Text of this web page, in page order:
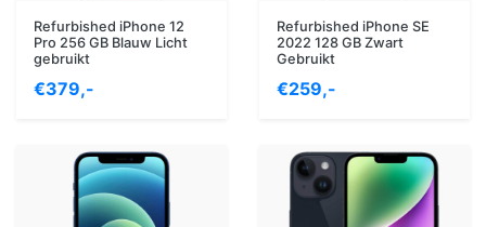
Refurbished iPhone 12
Pro 256 GB Blauw Licht
gebruikt
€379,-
Refurbished iPhone SE
2022 128 GB Zwart
Gebruikt
€259,-